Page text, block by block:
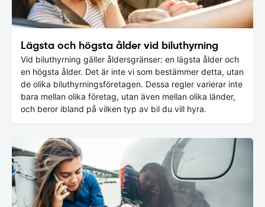
Lägsta och högsta ålder vid biluthyrning
Vid biluthyrning gäller åldersgränser: en lägsta ålder och
en högsta ålder. Det är inte vi som bestämmer detta, utan
de olika biluthyrningsföretagen. Dessa regler varierar inte
bara mellan olika företag, utan även mellan olika länder,
och beror ibland på vilken typ av bil du vill hyra.